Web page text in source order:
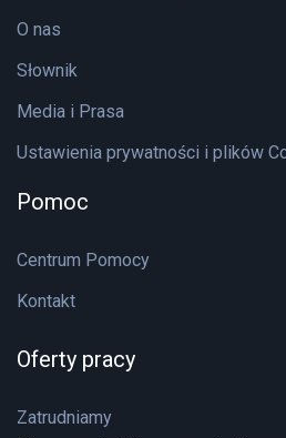
O nas
Słownik
Media i Prasa
Ustawienia prywatności i plików
Pomoc
Centrum Pomocy
Kontakt
Oferty pracy
Zatrudniamy